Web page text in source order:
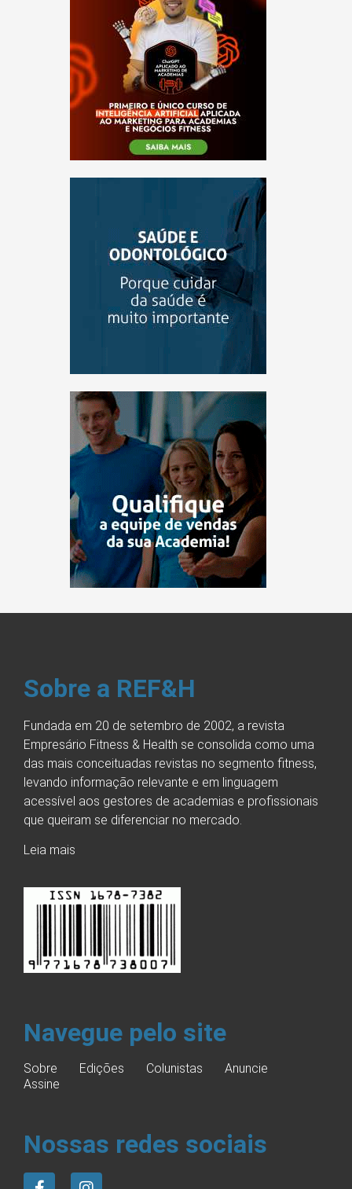
Sobre a REF&H
Fundada em 20 de setembro de 2002, a revista
Empresário Fitness & Health se consolida como uma
das mais conceituadas revistas no segmento fitness,
levando informação relevante e em linguagem
acessível aos gestores de academias e profissionais
que queiram se diferenciar no mercado.
Leia mais
Navegue pelo site
Sobre Edições Colunistas
Anuncie
Assine
Nossas redes sociais